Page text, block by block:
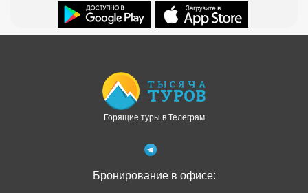
Горящие туры в Телеграм
Бронирование в офисе: